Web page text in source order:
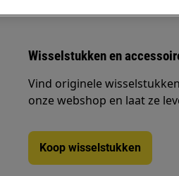
Wisselstukken en
Vind originele
onze webshop en laat ze
Koop wisselstukken